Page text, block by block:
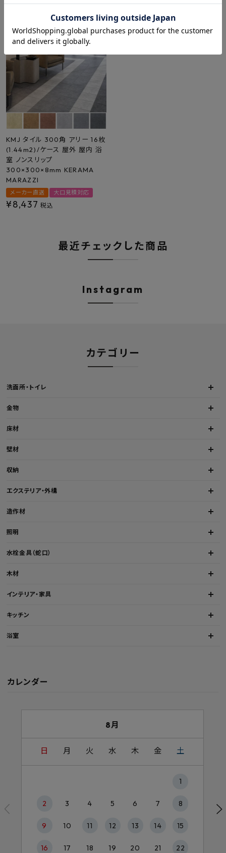
¥16,500 ¥9,647
KMJ タイル 300角 アリー 16枚
(1.44m2)/ケース 屋外 屋内 浴
室 ノンスリップ
300×300×8mm KERAMA
MARAZZI
メーカー直送 大口見積対応
¥8,437 税込
最近チェックした商品
Instagram
カテゴリー
洗面所・トイレ
金物
床材
壁材
収納
エクステリア・外構
造作材
照明
水栓金具（蛇口）
木材
インテリア・家具
キッチン
浴室
カレンダー
8月
日 月 火 水 木 金 土
1
2 3 4 5 6 7 8
9 10 11 12 13 14 15
16 17 18 19 20 21 22